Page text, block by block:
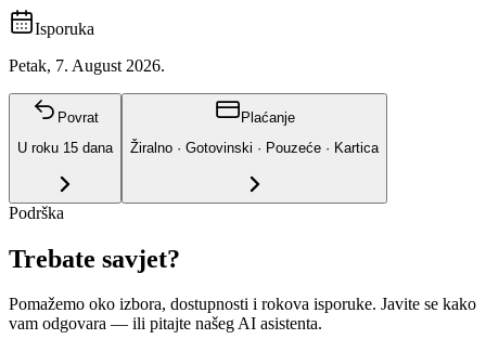
Isporuka
Petak, 7. August 2026.
Povrat
U roku 15 dana
Plaćanje
Žiralno · Gotovinski · Pouzeće · Kartica
Podrška
Trebate savjet?
Pomažemo oko izbora, dostupnosti i rokova isporuke. Javite se kako
vam odgovara — ili pitajte našeg AI asistenta.